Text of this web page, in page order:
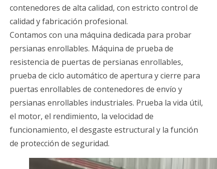
contenedores de alta calidad, con estricto control de
calidad y fabricación profesional.
Contamos con una máquina dedicada para probar
persianas enrollables. Máquina de prueba de
resistencia de puertas de persianas enrollables,
prueba de ciclo automático de apertura y cierre para
puertas enrollables de contenedores de envío y
persianas enrollables industriales. Prueba la vida útil,
el motor, el rendimiento, la velocidad de
funcionamiento, el desgaste estructural y la función
de protección de seguridad.